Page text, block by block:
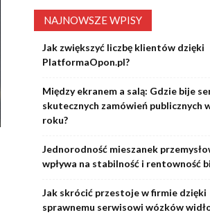
NAJNOWSZE WPISY
Jak zwiększyć liczbę klientów dzięki
PlatformaOpon.pl?
Między ekranem a salą: Gdzie bije
skutecznych zamówień publicznych
roku?
Jednorodność mieszanek
wpływa na stabilność i rentowność
Jak skrócić przestoje w firmie dzięki
sprawnemu serwisowi wózków